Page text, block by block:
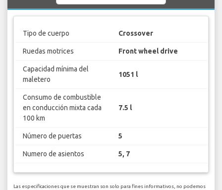
Tipo de cuerpo Crossover
Ruedas motrices Front wheel drive
Capacidad mínima del
maletero
1051 l
Consumo de combustible
en conducción mixta cada
100 km
7.5 l
Número de puertas 5
Numero de asientos 5, 7
Las especificaciones que se muestran son solo para fines informativos, no podemos